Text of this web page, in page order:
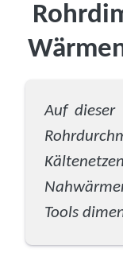
Auf dieser
Tools